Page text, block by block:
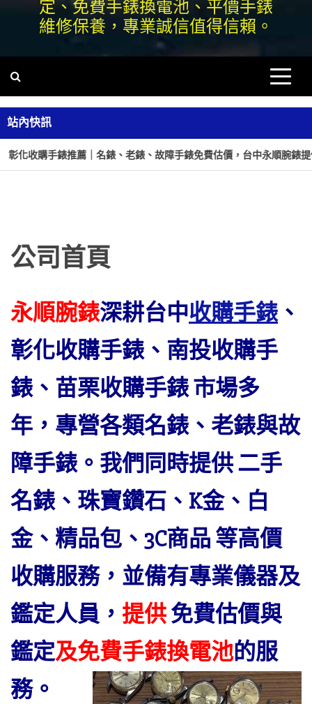
定、免費手錶換電池、平價手錶
維修保養，專業誠信值得信賴。
站內快訊
化收購手錶推薦｜名錶、老錶、故障手錶免費估價，台中永順腕錶提
公司首頁
永順腕錶深耕台中收購手錶、
彰化收購手錶、南投收購手
錶、苗栗收購手錶市場多
年，專營各類名錶、老錶與故
障手錶。我們同時提供 二手
名錶、珠寶鑽石、K金、白
金、精品包、3C商品 等高價
收購服務，並備有專業儀器及
鑑定人員， 提供免費估價與
鑑定及免費手錶換電池的服
務。